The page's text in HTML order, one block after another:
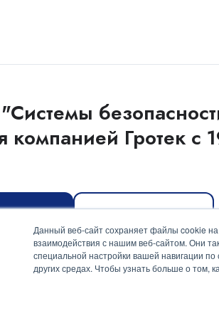
Данный веб-сайт сохраняет файлы cookie
взаимодействия с нашим веб-сайтом. Они
специальной настройки вашей навигации
других средах. Чтобы узнать больше о том,
компанией Гротек с
Скачать медиакит